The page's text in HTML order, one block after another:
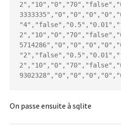
On passe ensuite à sqlite